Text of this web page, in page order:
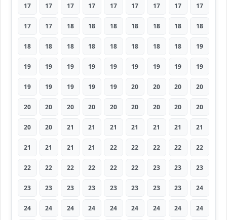
17 17 17 17 17 17 17 17 17
17 17 18 18 18 18 18 18 18
18 18 18 18 18 18 18 18 19
19 19 19 19 19 19 19 19 19
19 19 19 19 19 20 20 20 20
20 20 20 20 20 20 20 20 20
20 20 21 21 21 21 21 21 21
21 21 21 21 22 22 22 22 22
22 22 22 22 22 22 23 23 23
23 23 23 23 23 23 23 23 24
24 24 24 24 24 24 24 24 24